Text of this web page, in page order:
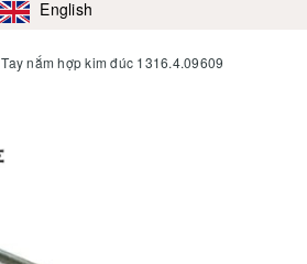
English
Tay nắm hợp kim đúc 1316.4.09609